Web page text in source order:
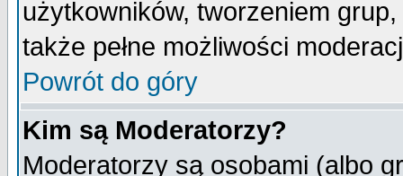
użytkowników, tworzeniem
także pełne możliwości
Powrót do góry
Kim są Moderatorzy?
Moderatorzy są osobami (albo